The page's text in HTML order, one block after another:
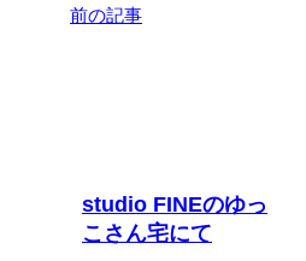
前の記事
studio FINEのゆっ
こさん宅にて